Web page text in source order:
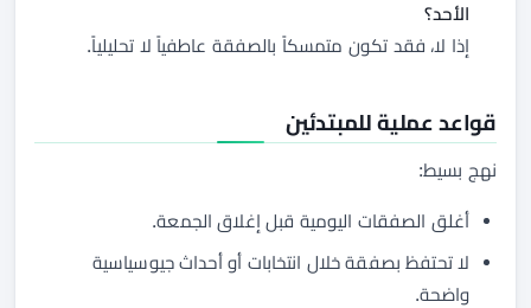
الأحد؟
إذا لا، فقد تكون متمسكاً بالصفقة عاطفياً لا تحليلياً.
قواعد عملية للمبتدئين
نهج بسيط:
أغلق الصفقات اليومية قبل إغلاق الجمعة.
لا تحتفظ بصفقة خلال انتخابات أو أحداث جيوسياسية
واضحة.